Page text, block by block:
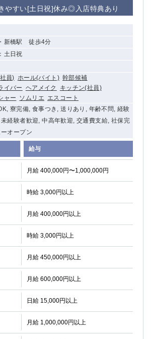
やすい[土日祝]休み◎入店特典あり
新橋駅 徒歩4分
土日祝
員) ホール(バイト) 幹部候補
イバー ヘアメイク
キッチン(社員)
ャー ソムリエ エスコート
寮完備, 食事つき, 送りあり, 年齢不問, 経験
経験者歓迎, 中高年歓迎, 交通費支給, 社保完
オープン
給与
月給 400,000円〜1,000,000円
時給 3,000円以上
月給 400,000円以上
時給 3,000円以上
月給 450,000円以上
月給 600,000円以上
日給 15,000円以上
月給 1,000,000円以上